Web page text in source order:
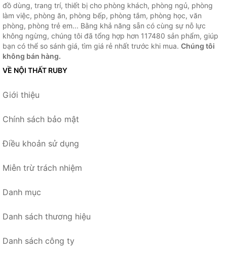
đồ dùng, trang trí, thiết bị cho phòng khách, phòng ngủ, phòng
làm việc, phòng ăn, phòng bếp, phòng tắm, phòng học, văn
phòng, phòng trẻ em... Bằng khả năng sẵn có cùng sự nỗ lực
không ngừng, chúng tôi đã tổng hợp hơn 117480 sản phẩm, giúp
bạn có thể so sánh giá, tìm giá rẻ nhất trước khi mua. Chúng tôi
không bán hàng.
VỀ NỘI THẤT RUBY
Giới thiệu
Chính sách bảo mật
Điều khoản sử dụng
Miễn trừ trách nhiệm
Danh mục
Danh sách thương hiệu
Danh sách công ty